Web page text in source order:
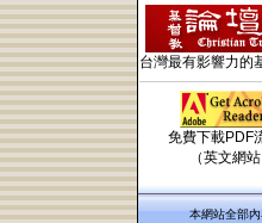
台灣最有影響力的
免費下載PDF
（英文網站
本網站全部